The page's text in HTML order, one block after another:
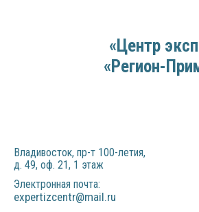
«Центр
«Регион-
Владивосток, пр-т 100-летия,
д. 49, оф. 21, 1 этаж
Электронная почта:
expertizcentr@mail.ru